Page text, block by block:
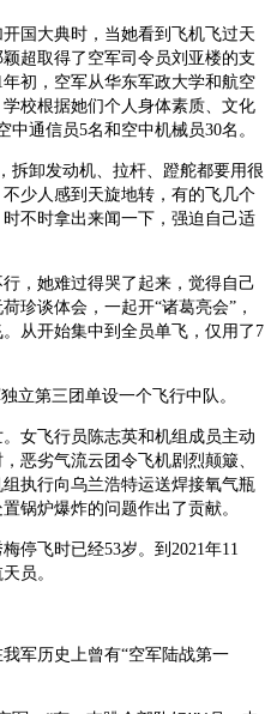
国大典时，当她看到飞机飞过天
超取得了空军司令员刘亚楼的支
初，空军从华东军政大学和航空
校根据她们个人身体素质、文化
通信员5名和空中机械员30名。
拆卸发动机、拉杆、蹬舵都要用很
少人感到天旋地转，有的飞几个
不时拿出来闻一下，强迫自己适
，她难过得哭了起来，觉得自己
珍谈体会，一起开“诸葛亮会”，
从开始集中到全员单飞，仅用了7
立第三团单设一个飞行中队。
女飞行员陈志英和机组成员主动
恶劣气流云团令飞机剧烈颠簸、
执行向乌兰浩特运送焊接氧气瓶
锅炉爆炸的问题作出了贡献。
停飞时已经53岁。到2021年11
员。
军历史上曾有“空军陆战第一